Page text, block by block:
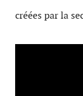
créées par la